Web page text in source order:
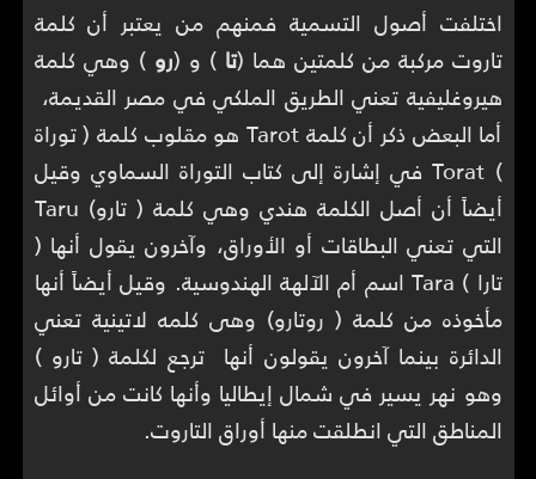
اختلفت أصول التسمية فمنهم من يعتبر أن كلمة
تاروت مركبة من كلمتين هما (تا ) و (رو ) وهي كلمة
هيروغليفية تعني الطريق الملكي في مصر القديمة،
أما البعض ذكر أن كلمة Tarot هو مقلوب كلمة ( توراة
) Torat في إشارة إلى كتاب التوراة السماوي وقيل
أيضاً أن أصل الكلمة هندي وهي كلمة ( تارو) Taru
التي تعني البطاقات أو الأوراق، وآخرون يقول أنها (
تارا ) Tara اسم أم الآلهة الهندوسية. وقيل أيضاً أنها
مأخوذه من كلمة ( روتارو) وهى كلمه لاتينية تعني
الدائرة بينما آخرون يقولون أنها ترجع لكلمة ( تارو )
وهو نهر يسير في شمال إيطاليا وأنها كانت من أوائل
المناطق التي انطلقت منها أوراق التاروت.